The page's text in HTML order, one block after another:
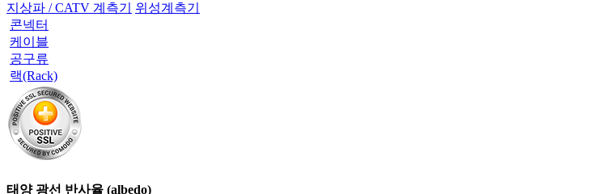
지상파 / CATV 계측기
위성계측기
콘넥터
케이블
공구류
랙(Rack)
태양 광선 반사율 (albedo)